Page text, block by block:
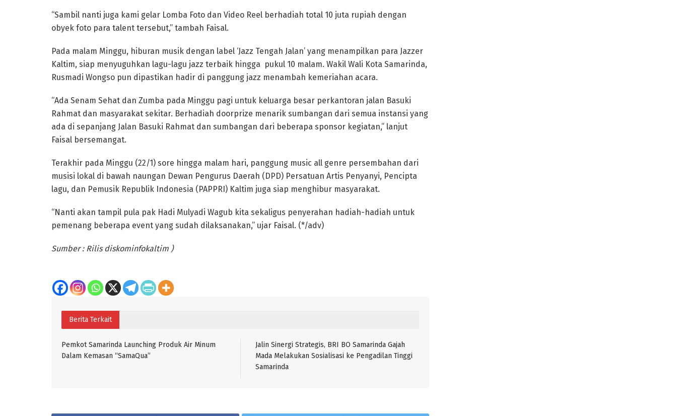
“Sambil nanti juga kami gelar Lomba Foto dan Video Reel berhadiah total 10 juta rupiah dengan
obyek foto para talent tersebut,” tambah Faisal.
Pada malam Minggu, hiburan musik dengan label ‘Jazz Tengah Jalan’ yang menampilkan para Jazzer
Kaltim, siap menyuguhkan lagu-lagu jazz terbaik hingga pukul 10 malam. Wakil Wali Kota Samarinda,
Rusmadi Wongso pun dipastikan hadir di panggung jazz menambah kemeriahan acara.
“Ada Senam Sehat dan Zumba pada Minggu pagi untuk keluarga besar perkantoran jalan Basuki
Rahmat dan masyarakat sekitar. Berhadiah doorprize menarik sumbangan dari semua instansi yang
ada di sepanjang Jalan Basuki Rahmat dan sumbangan dari beberapa sponsor kegiatan,” lanjut
Faisal bersemangat.
Terakhir pada Minggu (22/1) sore hingga malam hari, panggung music all genre persembahan dari
musisi lokal di bawah naungan Dewan Pengurus Daerah (DPD) Persatuan Artis Penyanyi, Pencipta
lagu, dan Pemusik Republik Indonesia (PAPPRI) Kaltim juga siap menghibur masyarakat.
“Nanti akan tampil pula pak Hadi Mulyadi Wagub kita sekaligus penyerahan hadiah-hadiah untuk
pemenang beberapa event yang sudah dilaksanakan,” ujar Faisal. (*/adv)
Sumber : Rilis diskominfokaltim )
Berita Terkait
Pemkot Samarinda Launching Produk Air Minum
Dalam Kemasan “SamaQua”
Jalin Sinergi Strategis, BRI BO Samarinda Gajah
Mada Melakukan Sosialisasi ke Pengadilan Tinggi
Samarinda